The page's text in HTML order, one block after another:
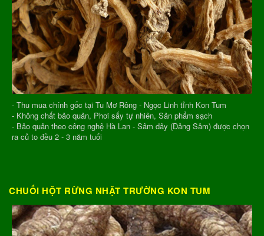
- Thu mua chính gốc tại Tu Mơ Rông - Ngọc Linh tỉnh Kon Tum
- Không chất bảo quản, Phơi sấy tự nhiên, Sản phẩm sạch
- Bảo quản theo công nghệ Hà Lan - Sâm dây (Đảng Sâm) được chọn
ra củ to đều 2 - 3 năm tuổi
CHUỐI HỘT RỪNG NHẬT TRƯỜNG KON TUM